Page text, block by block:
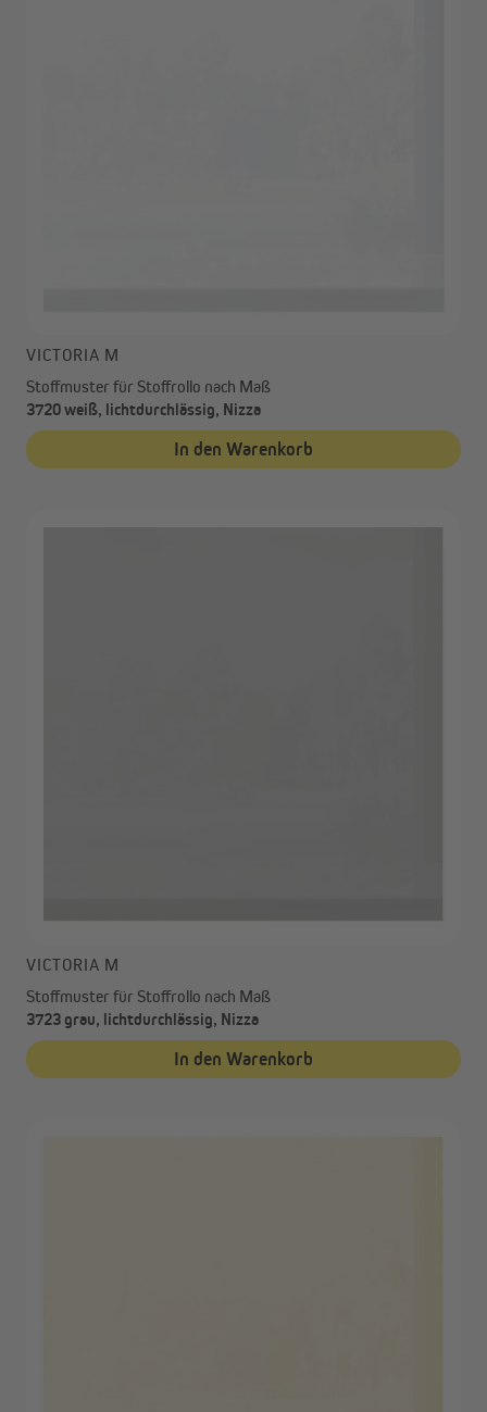
VICTORIA M
Stoffmuster für Stoffrollo nach Maß
3720 weiß, lichtdurchlässig, Nizza
In den Warenkorb
VICTORIA M
Stoffmuster für Stoffrollo nach Maß
3723 grau, lichtdurchlässig, Nizza
In den Warenkorb